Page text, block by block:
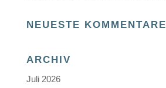
NEUESTE KOMMENTARE
ARCHIV
Juli 2026